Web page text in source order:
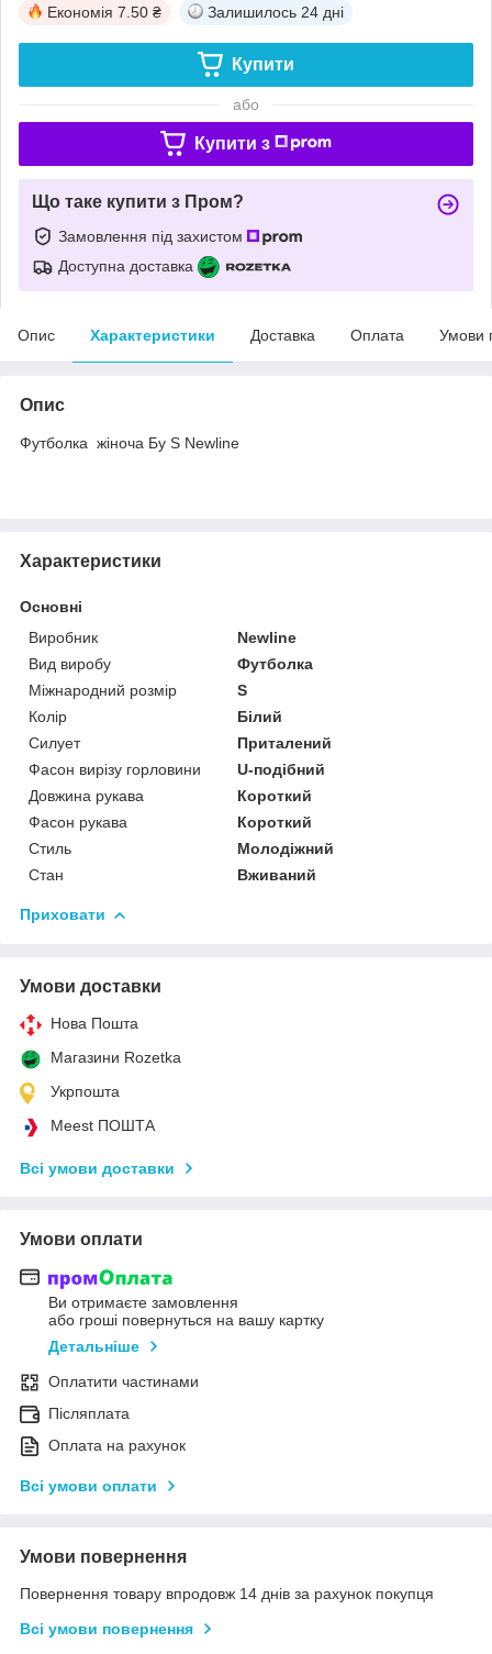
Економія 7.50 ₴ Залишилось 24 дні
Купити
або
Купити з
Що таке купити з Пром?
Замовлення під захистом
Доступна доставка
Опис Характеристики Доставка Оплата Умови
Опис
Футболка жіноча Бу S Newline
Характеристики
Основні
Виробник
Newline
Вид виробу
Футболка
Міжнародний розмір
S
Колір
Білий
Силует
Приталений
Фасон вирізу горловини
U-подібний
Довжина рукава
Короткий
Фасон рукава
Короткий
Стиль
Молодіжний
Стан
Вживаний
Приховати
Умови доставки
Нова Пошта
Магазини Rozetka
Укрпошта
Meest ПОШТА
Всі умови доставки
Умови оплати
Ви отримаєте замовлення
або гроші повернуться на вашу картку
Детальніше
Оплатити частинами
Післяплата
Оплата на рахунок
Всі умови оплати
Умови повернення
Повернення товару впродовж 14 днів за рахунок покупця
Всі умови повернення